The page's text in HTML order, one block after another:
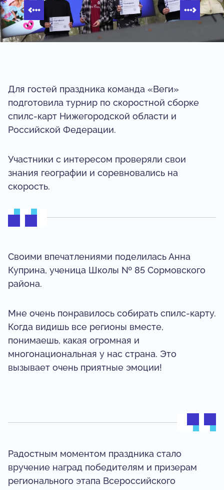
Для гостей праздника команда «Веги»
подготовила турнир по скоростной сборке
спилс-карт Нижегородской области и
Российской Федерации.
Участники с интересом проверяли свои
знания географии и соревновались на
скорость.
Своими впечатлениями поделиласьАнна
Куприна, ученица Школы № 85 Сормовского
района.
Мне очень понравилось собирать спилс-карту.
Когда видишь все регионы вместе,
понимаешь, какая огромная и
многонациональная у нас страна. Это
вызывает очень приятные эмоции!
Радостным моментом праздника стало
вручение наград победителям и призерам
регионального этапа Всероссийского